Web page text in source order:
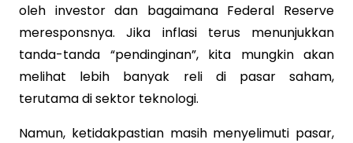
oleh investor dan bagaimana Federal Reserve
meresponsnya. Jika inflasi terus menunjukkan
tanda-tanda “pendinginan”, kita mungkin akan
melihat lebih banyak reli di pasar saham,
terutama di sektor teknologi.
Namun, ketidakpastian masih menyelimuti pasar,